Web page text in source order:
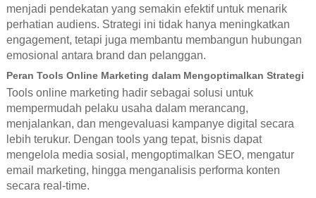
menjadi pendekatan yang semakin efektif untuk menarik
perhatian audiens. Strategi ini tidak hanya meningkatkan
engagement, tetapi juga membantu membangun hubungan
emosional antara brand dan pelanggan.
Peran Tools Online Marketing dalam Mengoptimalkan Strategi
Tools online marketing hadir sebagai solusi untuk
mempermudah pelaku usaha dalam merancang,
menjalankan, dan mengevaluasi kampanye digital secara
lebih terukur. Dengan tools yang tepat, bisnis dapat
mengelola media sosial, mengoptimalkan SEO, mengatur
email marketing, hingga menganalisis performa konten
secara real-time.